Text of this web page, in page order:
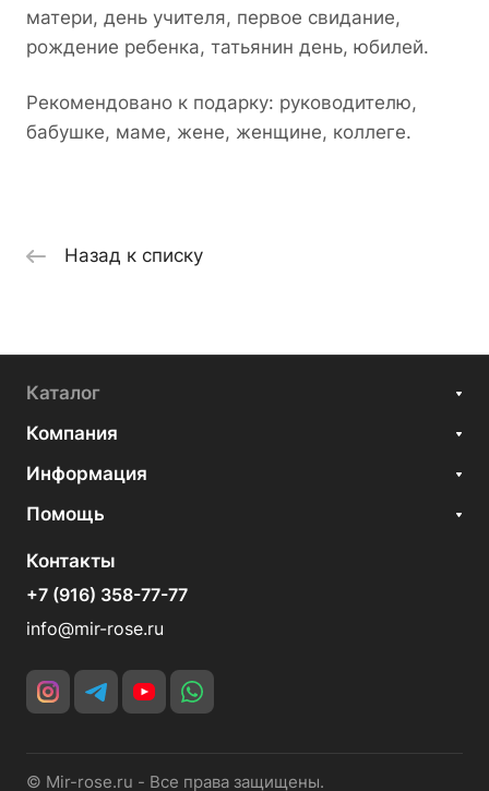
матери, день учителя, первое свидание,
рождение ребенка, татьянин день, юбилей.
Рекомендовано к подарку: руководителю,
бабушке, маме, жене, женщине, коллеге.
Назад к списку
Каталог
Компания
Информация
Помощь
Контакты
+7 (916) 358-77-77
info@mir-rose.ru
© Mir-rose.ru - Все права защищены.